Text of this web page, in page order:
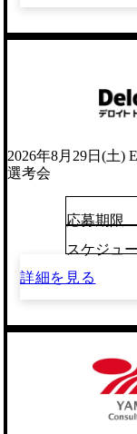
2026年8月29日(土)
選考会
応募期限
スケジュ
詳細を見る